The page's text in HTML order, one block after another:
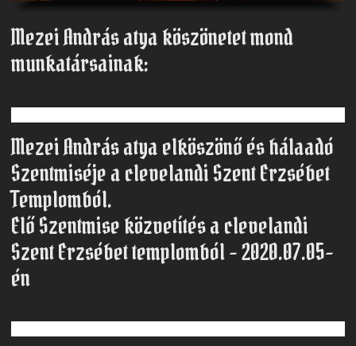
Mezei András atya köszönetet mond
munkatársainak:
Mezei András atya elköszönő és hálaadó
Szentmiséje a clevelandi Szent Erzsébet
Templomból.
Elő Szentmise közvetítés a clevelandi
Szent Erzsébet templomból – 2020.07.05-
én